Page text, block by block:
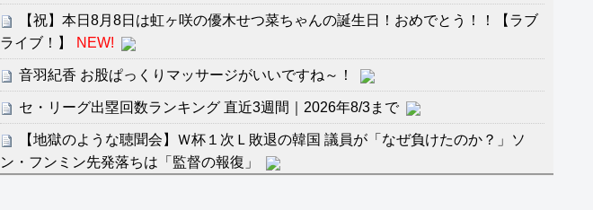
【祝】本日8月8日は虹ヶ咲の優木せつ菜ちゃんの誕生日！おめでとう！！【ラブ
ライブ！】
NEW!
音羽紀香 お股ぱっくりマッサージがいいですね～！
セ・リーグ出塁回数ランキング 直近3週間｜2026年8/3まで
【地獄のような聴聞会】Ｗ杯１次Ｌ敗退の韓国 議員が「なぜ負けたのか？」ソ
ン・フンミン先発落ちは「監督の報復」